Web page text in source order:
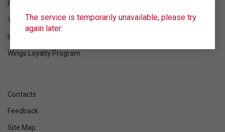
The service is temporarily unavailable, please try
again later.
Flight status
Your flight
Information
Wings Loyalty Program
Contacts
Feedback
Site Map